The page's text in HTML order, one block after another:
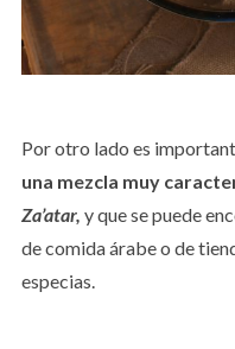
Por otro lado es
una mezcla muy
Za’atar, y que se puede
de comida árabe o de
especias.